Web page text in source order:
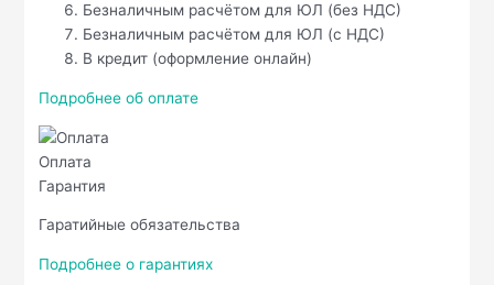
Безналичным расчётом для ЮЛ (без НДС)
Безналичным расчётом для ЮЛ (с НДС)
В кредит (оформление онлайн)
Подробнее об оплате
Оплата
Гарантия
Гаратийные обязательства
Подробнее о гарантиях